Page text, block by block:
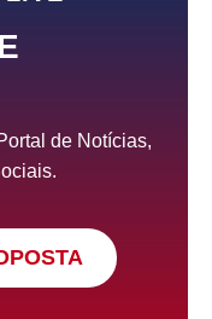
de Notícias,